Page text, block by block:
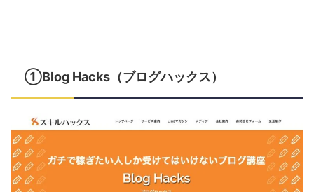
①Blog Hacks（ブログハックス）